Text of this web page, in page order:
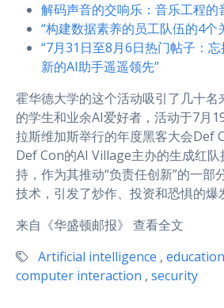
解码声音的交响乐：音乐工程的
“构建数据素养的员工队伍的4个
“7月31日至8月6日热门帖子：
新的AI助手遥遥领先”
霍华德大学的这个活动吸引了几十名
的学生和业余AI爱好者，活动于7月
拉斯维加斯举行的年度黑客大会Def
Def Con的AI Village主办的生成红
持，作为其推动“负责任创新”的一部
技术，引发了炒作、投资和恐惧的爆
来自《华盛顿邮报》 查看全文
Artificial intelligence , education
computer interaction , security